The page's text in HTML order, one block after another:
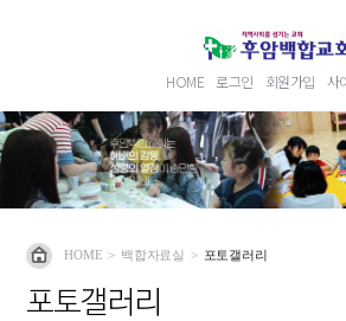
HOME 로그인 회원가입 사
HOME > 백합자료실 > 포토갤러리
포토갤러리